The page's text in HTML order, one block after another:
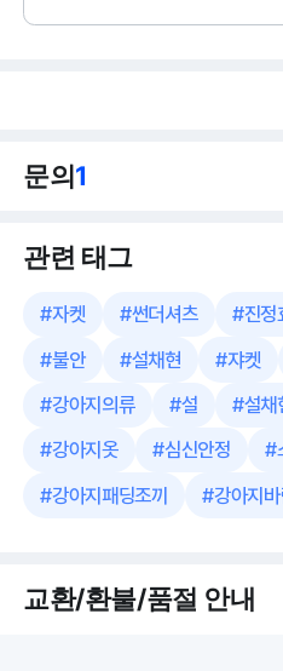
문의1
관련 태그
#자켓 #썬더셔츠 #진정
#불안 #설채현 #쟈켓
#강아지의류 #설 #설채
#강아지옷 #심신안정 #
#강아지패딩조끼 #강아지
교환/환불/품절 안내